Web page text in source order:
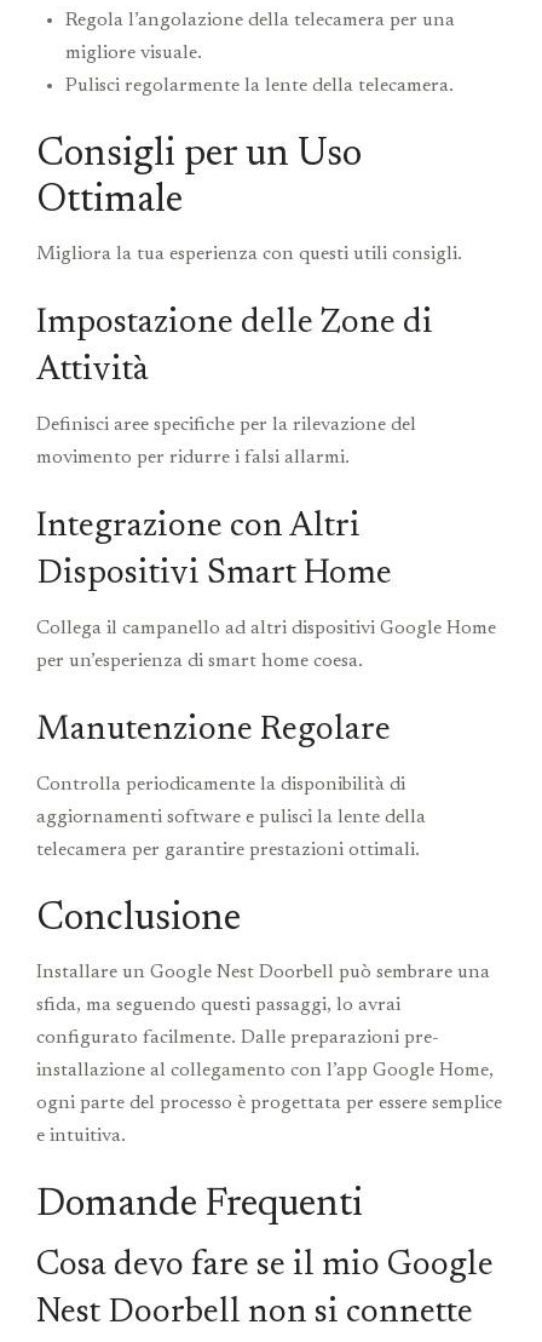
Regola l’angolazione della telecamera per una
migliore visuale.
Pulisci regolarmente la lente della telecamera.
Consigli per un Uso
Ottimale
Migliora la tua esperienza con questi utili consigli.
Impostazione delle Zone di
Attività
Definisci aree specifiche per la rilevazione del
movimento per ridurre i falsi allarmi.
Integrazione con Altri
Dispositivi Smart Home
Collega il campanello ad altri dispositivi Google Home
per un’esperienza di smart home coesa.
Manutenzione Regolare
Controlla periodicamente la disponibilità di
aggiornamenti software e pulisci la lente della
telecamera per garantire prestazioni ottimali.
Conclusione
Installare un Google Nest Doorbell può sembrare una
sfida, ma seguendo questi passaggi, lo avrai
configurato facilmente. Dalle preparazioni pre-
installazione al collegamento con l’app Google Home,
ogni parte del processo è progettata per essere semplice
e intuitiva.
Domande Frequenti
Cosa devo fare se il mio Google
Nest Doorbell non si connette